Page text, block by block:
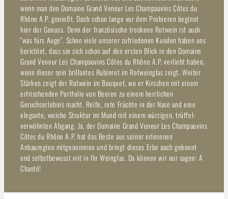
wenn man den Domaine Grand Veneur Les Champauvins Côtes du
Rhône A.P. genießt. Doch schon lange vor dem Probieren beginnt
hier der Genuss. Denn der französische trockene Rotwein ist auch
"was fürs Auge". Schon viele unserer zufriedenen Kunden haben uns
berichtet, dass sie sich schon auf den ersten Blick in den Domaine
Grand Veneur Les Champauvins Côtes du Rhône A.P. verliebt haben,
wenn dieser sein brillantes Rubinrot im Rotweinglas zeigt. Weiter
Stärken zeigt der Rotwein im Bouquet, wo er Kirschen mit einem
erfrischenden Portfolio von Beeren zu einem herrlichen
Geruchserlebnis macht. Reife, rote Früchte in der Nase und eine
elegante, weiche Struktur im Mund mit einem würzigen, trüffel-
verwöhnten Abgang. Ja, der Domaine Grand Veneur Les Champauvins
Côtes du Rhône A.P. hat das Beste aus seiner erlesenen
Anbauregion mitgenommen und bringt dieses Erbe auch gekonnt
und selbstbewusst mit in Ihr Weinglas. Da können wir nur sagen: A
Chanté!